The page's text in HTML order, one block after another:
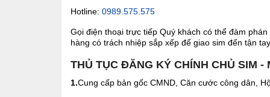
Hotline: 0989.575.575
Gọi điện thoại trực tiếp Quý khách có thể đàm
hàng có trách nhiệp sắp xếp để giao sim đến tận
THỦ TỤC ĐĂNG KÝ CHÍNH CHỦ SIM -
1.Cung cấp bản gốc CMND, Căn cước công dân,